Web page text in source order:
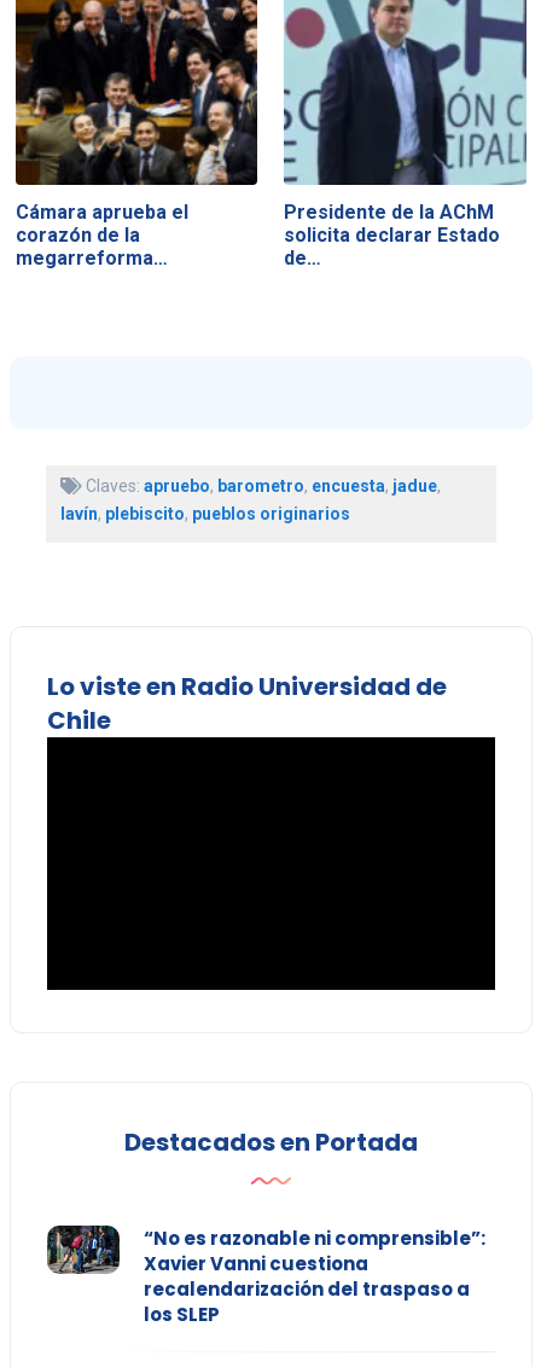
Cámara aprueba el
corazón de la
megarreforma…
Presidente de la AChM
solicita declarar Estado
de…
Claves: apruebo, barometro, encuesta, jadue,
lavín, plebiscito, pueblos originarios
Lo viste en Radio Universidad de
Chile
Destacados en Portada
“No es razonable ni comprensible”:
Xavier Vanni cuestiona
recalendarización del traspaso a
los SLEP